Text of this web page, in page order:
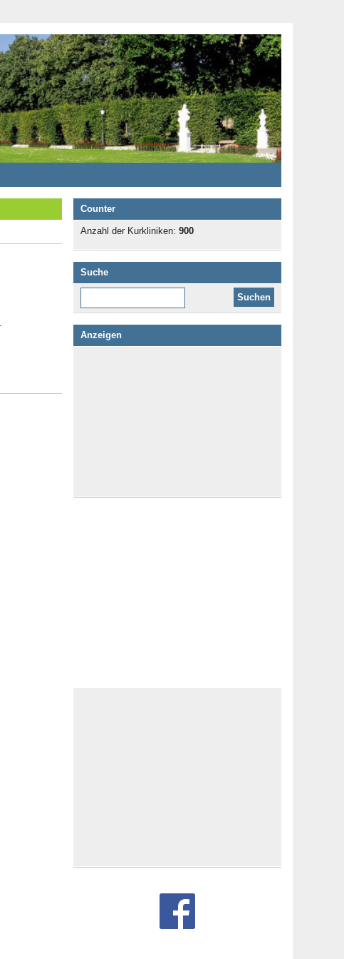
Counter
Anzahl der Kurkliniken: 900
Suche
Anzeigen